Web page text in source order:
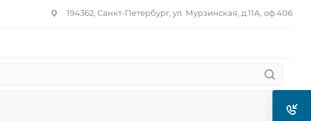
194362, Санкт-Петербург, ул. Мурзинская, д.11А, оф.406